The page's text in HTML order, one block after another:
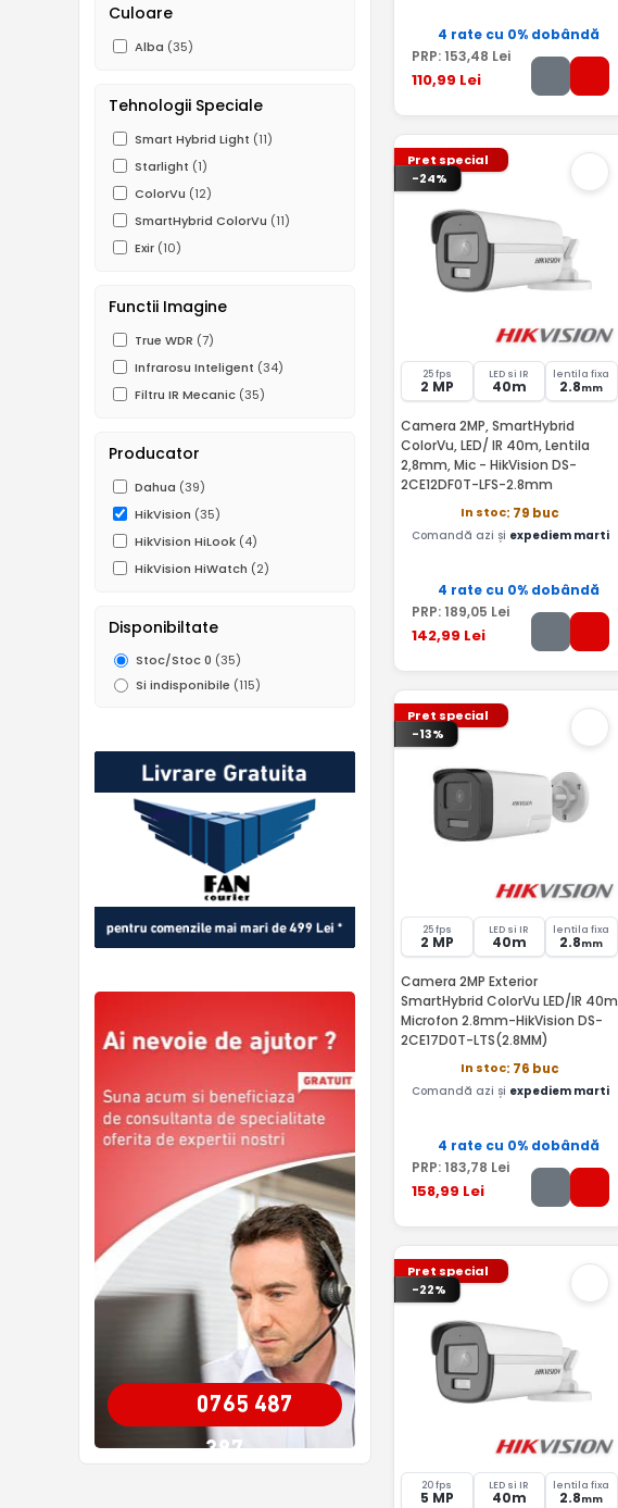
Culoare
Alba (35)
Tehnologii Speciale
Smart Hybrid Light (11)
Starlight (1)
ColorVu (12)
SmartHybrid ColorVu (11)
Exir (10)
Functii Imagine
True WDR (7)
Infrarosu Inteligent (34)
Filtru IR Mecanic (35)
Producator
Dahua (39)
HikVision (35)
HikVision HiLook (4)
HikVision HiWatch (2)
Disponibiltate
Stoc/Stoc 0 (35)
Si indisponibile (115)
0765 487
387
4 rate cu 0% dobândă
PRP: 153,48 Lei
110,99 Lei
Pret special
-24%
25 fps
2 MP
LED si IR
40m
lentila fixa
2.8mm
Camera 2MP, SmartHybrid
ColorVu, LED/ IR 40m, Lentila
2,8mm, Mic - HikVision DS-
2CE12DF0T-LFS-2.8mm
In stoc: 79 buc
Comandă azi și expediem marti
4 rate cu 0% dobândă
PRP: 189,05 Lei
142,99 Lei
Pret special
-13%
25 fps
2 MP
LED si IR
40m
lentila fixa
2.8mm
Camera 2MP Exterior
SmartHybrid ColorVu LED/IR 40m
Microfon 2.8mm-HikVision DS-
2CE17D0T-LTS(2.8MM)
In stoc: 76 buc
Comandă azi și expediem marti
4 rate cu 0% dobândă
PRP: 183,78 Lei
158,99 Lei
Pret special
-22%
20 fps
5 MP
LED si IR
40m
lentila fixa
2.8mm